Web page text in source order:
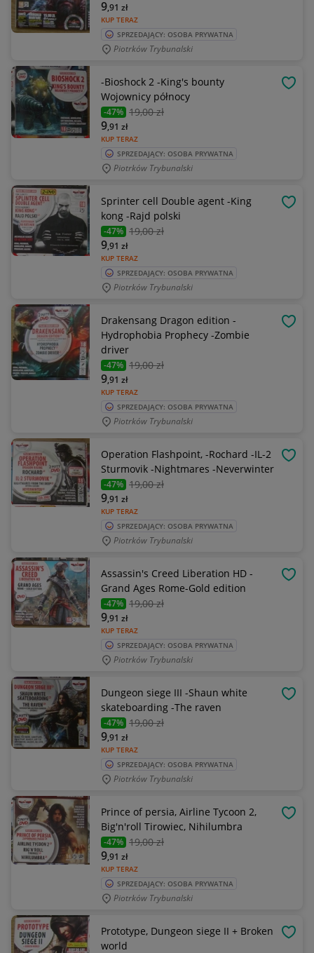
KUP TERAZ
9,91 zł
SPRZEDAJĄCY: OSOBA PRYWATNA
Piotrków Trybunalski
-Bioshock 2 -King's bounty
Wojownicy północy
-47% 19,00 zł
KUP TERAZ
9,91 zł
SPRZEDAJĄCY: OSOBA PRYWATNA
Piotrków Trybunalski
Sprinter cell Double agent -King
kong -Rajd polski
-47% 19,00 zł
KUP TERAZ
9,91 zł
SPRZEDAJĄCY: OSOBA PRYWATNA
Piotrków Trybunalski
Drakensang Dragon edition -
Hydrophobia Prophecy -Zombie
driver
-47% 19,00 zł
KUP TERAZ
9,91 zł
SPRZEDAJĄCY: OSOBA PRYWATNA
Piotrków Trybunalski
Operation Flashpoint, -Rochard -IL-2
Sturmovik -Nightmares -Neverwinter
-47% 19,00 zł
KUP TERAZ
9,91 zł
SPRZEDAJĄCY: OSOBA PRYWATNA
Piotrków Trybunalski
Assassin's Creed Liberation HD -
Grand Ages Rome-Gold edition
-47% 19,00 zł
KUP TERAZ
9,91 zł
SPRZEDAJĄCY: OSOBA PRYWATNA
Piotrków Trybunalski
Dungeon siege III -Shaun white
skateboarding -The raven
-47% 19,00 zł
KUP TERAZ
9,91 zł
SPRZEDAJĄCY: OSOBA PRYWATNA
Piotrków Trybunalski
Prince of persia, Airline Tycoon 2,
Big'n'roll Tirowiec, Nihilumbra
-47% 19,00 zł
KUP TERAZ
9,91 zł
SPRZEDAJĄCY: OSOBA PRYWATNA
Piotrków Trybunalski
Prototype, Dungeon siege II + Broken
world